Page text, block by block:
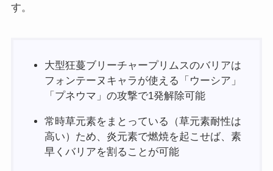
す。
大型狂蔓ブリーチャープリムスのバリアは
フォンテーヌキャラが使える「ウーシア」
「プネウマ」の攻撃で1発解除可能
常時草元素をまとっている（草元素耐性は
高い）ため、炎元素で燃焼を起こせば、素
早くバリアを割ることが可能